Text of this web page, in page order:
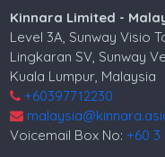
Kinnara Limited -
Level 3A, Sunway Visio
Lingkaran SV, Sunway
Kuala Lumpur, Malaysia
+60397712230
Voicemail Box No:+60 3